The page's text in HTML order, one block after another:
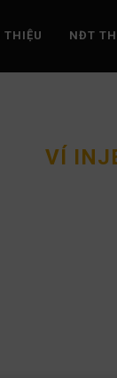
THIỆU NĐT
VÍ